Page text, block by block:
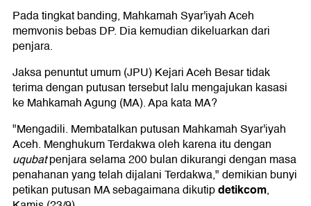
Pada tingkat banding, Mahkamah Syar'iyah Aceh
memvonis bebas DP. Dia kemudian dikeluarkan dari
penjara.
Jaksa penuntut umum (JPU) Kejari Aceh Besar tidak
terima dengan putusan tersebut lalu mengajukan kasasi
ke Mahkamah Agung (MA). Apa kata MA?
"Mengadili. Membatalkan putusan Mahkamah Syar'iyah
Aceh. Menghukum Terdakwa oleh karena itu dengan
uqubatpenjara selama 200 bulan dikurangi dengan masa
penahanan yang telah dijalani Terdakwa," demikian bunyi
petikan putusan MA sebagaimana dikutipdetikcom,